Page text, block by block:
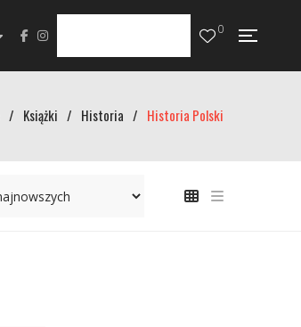
0
/ Książki / Historia / Historia Polski